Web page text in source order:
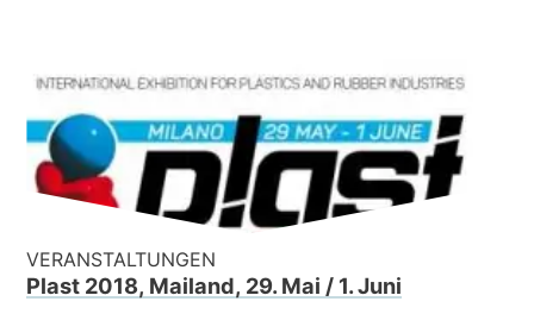
VERANSTALTUNGEN
Plast 2018, Mailand, 29. Mai / 1. Juni